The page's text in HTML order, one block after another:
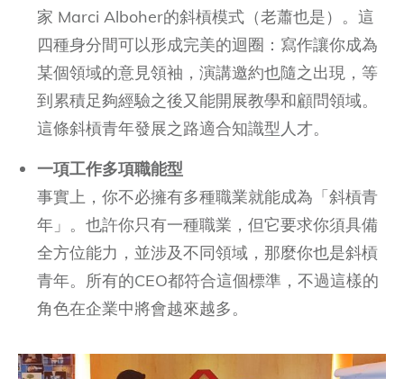
家 Marci Alboher的斜槓模式（老蕭也是）。這
四種身分間可以形成完美的迴圈：寫作讓你成為
某個領域的意見領袖，演講邀約也隨之出現，等
到累積足夠經驗之後又能開展教學和顧問領域。
這條斜槓青年發展之路適合知識型人才。
一項工作多項職能型
事實上，你不必擁有多種職業就能成為「斜槓青
年」。也許你只有一種職業，但它要求你須具備
全方位能力，並涉及不同領域，那麼你也是斜槓
青年。所有的CEO都符合這個標準，不過這樣的
角色在企業中將會越來越多。